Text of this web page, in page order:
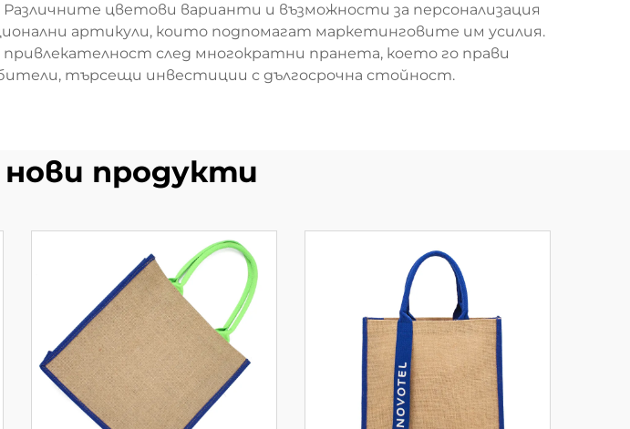
цветови варианти и възможности за персонализация
артикули, които подпомагат маркетинговите им усилия.
след многократни пранета, което го прави
търсещи инвестиции с дългосрочна стойност.
нови продукти